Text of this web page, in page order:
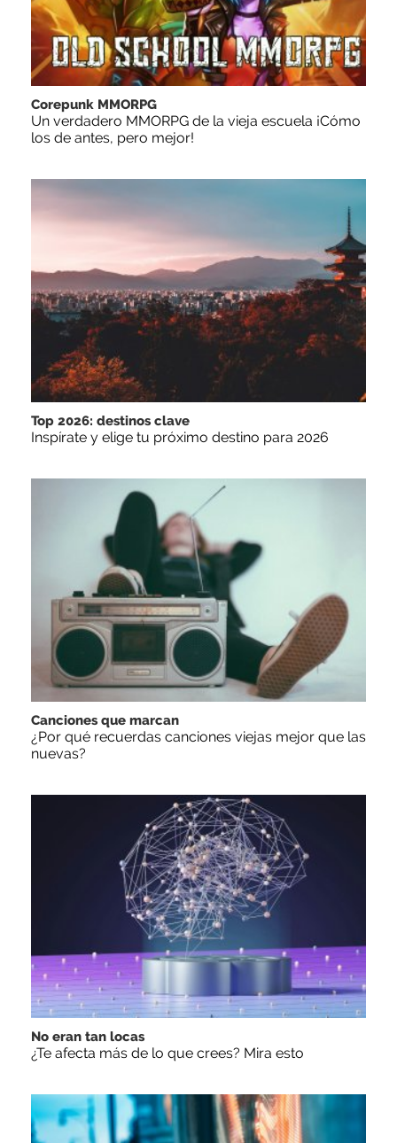
Corepunk MMORPG
Un verdadero MMORPG de la vieja escuela ¡Cómo
los de antes, pero mejor!
Top 2026: destinos clave
Inspírate y elige tu próximo destino para 2026
Canciones que marcan
¿Por qué recuerdas canciones viejas mejor que las
nuevas?
No eran tan locas
¿Te afecta más de lo que crees? Mira esto